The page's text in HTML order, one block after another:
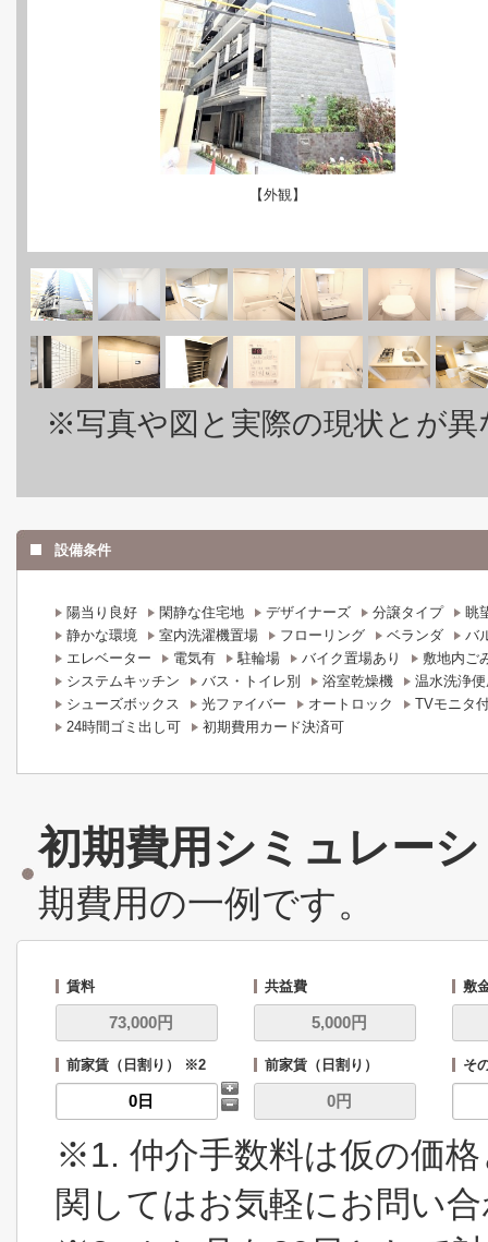
【外観】
※写真や図と実際の現状とが
設備条件
陽当り良好 閑静な住宅地 デザイナーズ 分譲タイプ
眺
静かな環境
室内洗濯機置場 フローリング ベランダ
バ
エレベーター
電気有 駐輪場 バイク置場あり
敷地内ご
システムキッチン
バス・トイレ別 浴室乾燥機
温水洗浄
シューズボックス
光ファイバー オートロック
TVモニタ
24時間ゴミ出し可
初期費用カード決済可
初期費用シミュレー
期費用の一例です。
賃料 共益費 敷
前家賃（日割り） ※2 前家賃（日割り） そ
※1. 仲介手数料は仮の価
関してはお気軽にお問い